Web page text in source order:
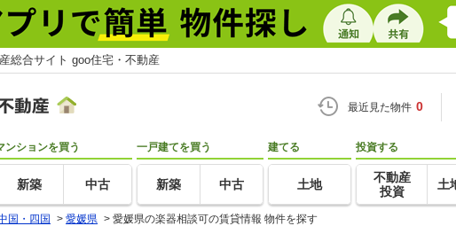
総合サイト goo住宅・不動産
最近見た物件 0
ンションを買う
新築 中古
一戸建てを買う
新築 中古
建てる
土地
投資する
不動産
投資
土
国・四国 > 愛媛県 > 愛媛県の楽器相談可の賃貸情報 物件を探す